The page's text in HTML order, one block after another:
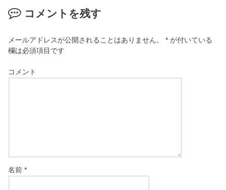
コメントを残す
メールアドレスが公開されることはありません。 * が付いている
欄は必須項目です
コメント
名前*